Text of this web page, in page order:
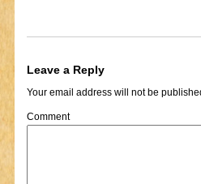
Leave a Reply
Your email address will not be
Comment